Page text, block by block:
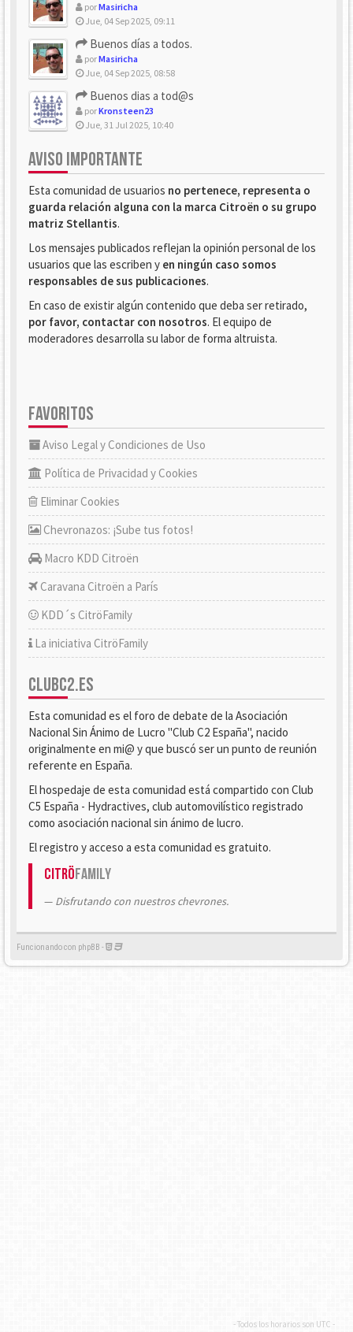
porMasiricha
Jue, 04 Sep 2025, 09:11
Buenos días a todos.
porMasiricha
Jue, 04 Sep 2025, 08:58
Buenos dias a tod@s
porKronsteen23
Jue, 31 Jul 2025, 10:40
AVISO IMPORTANTE
Esta comunidad de usuarios no pertenece, representa o
guarda relación alguna con la marca Citroën o su grupo
matriz Stellantis.
Los mensajes publicados reflejan la opinión personal de los
usuarios que las escriben y en ningún caso somos
responsables de sus publicaciones.
En caso de existir algún contenido que deba ser retirado,
por favor, contactar con nosotros. El equipo de
moderadores desarrolla su labor de forma altruista.
FAVORITOS
Aviso Legal y Condiciones de Uso
Política de Privacidad y Cookies
Eliminar Cookies
Chevronazos: ¡Sube tus fotos!
Macro KDD Citroën
Caravana Citroën a París
KDD´s CitröFamily
La iniciativa CitröFamily
CLUBC2.ES
Esta comunidad es el foro de debate de la Asociación
Nacional Sin Ánimo de Lucro "Club C2 España", nacido
originalmente en mi@ y que buscó ser un punto de reunión
referente en España.
El hospedaje de esta comunidad está compartido con Club
C5 España - Hydractives, club automovilístico registrado
como asociación nacional sin ánimo de lucro.
El registro y acceso a esta comunidad es gratuito.
CitröFamily
Disfrutando con nuestros chevrones.
Funcionando con phpBB -
- Todos los horarios son UTC -